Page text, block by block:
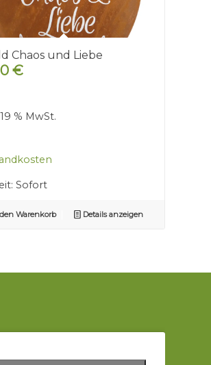
Chaos und Liebe
€
% MwSt.
Sofort
Warenkorb Details anzeigen